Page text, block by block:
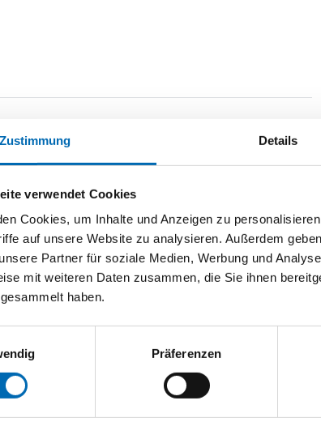
Zustimmung Details
verwendet Cookies
Cookies, um Inhalte und Anzeigen zu
auf unsere Website zu analysieren. Außerdem
Partner für soziale Medien, Werbung und
mit weiteren Daten zusammen, die Sie ihnen
haben.
Präferenzen
8mm Kennkerbe: 950mm Flachstulp 16x2,5mm
B1 402,5mm B2 872,5mm Zwischenverzahnung